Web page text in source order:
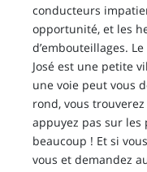
conducteurs
opportunité, et les
d’embouteillages.
José est une petite
une voie peut vous
rond, vous
appuyez pas sur les
beaucoup ! Et si
vous et demandez